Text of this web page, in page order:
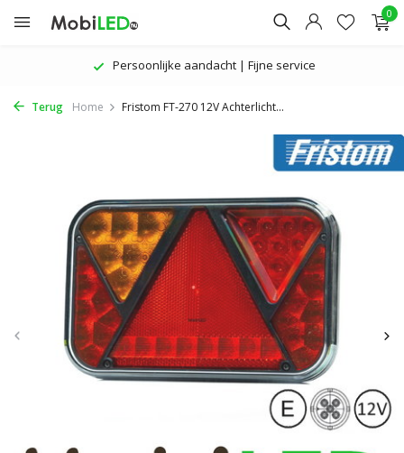
0
Persoonlijke aandacht | Fijne service
Terug Home Fristom FT-270 12V Achterlicht...